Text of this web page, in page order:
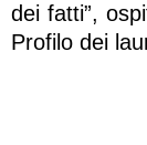
dei fatti”,
Profilo dei